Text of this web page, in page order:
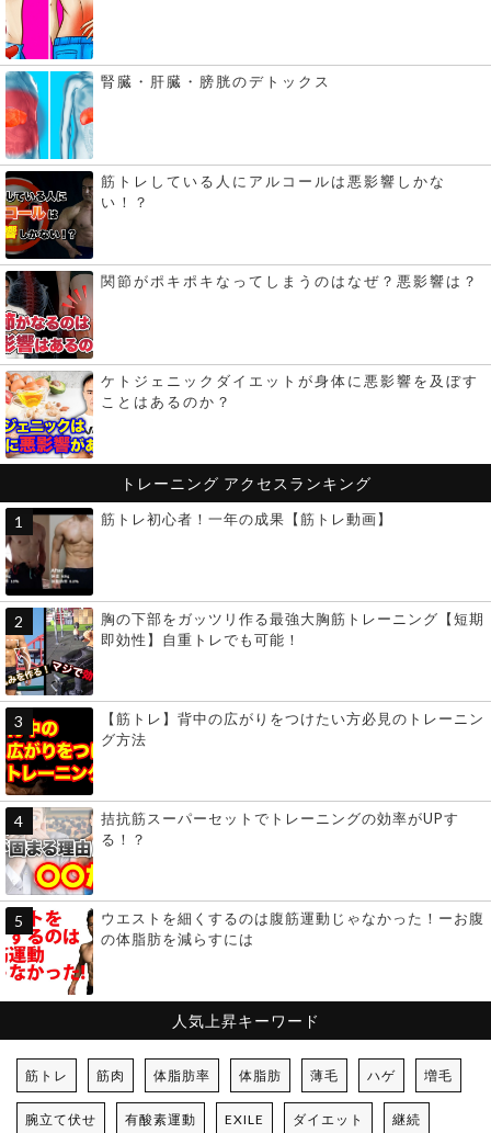
腎臓・肝臓・膀胱のデトックス
筋トレしている人にアルコールは悪影響しかな
い！？
関節がポキポキなってしまうのはなぜ？悪影響は？
ケトジェニックダイエットが身体に悪影響を及ぼす
ことはあるのか？
トレーニング アクセスランキング
筋トレ初心者！一年の成果【筋トレ動画】
胸の下部をガッツリ作る最強大胸筋トレーニング【短期
即効性】自重トレでも可能！
【筋トレ】背中の広がりをつけたい方必見のトレーニン
グ方法
拮抗筋スーパーセットでトレーニングの効率がUPす
る！？
ウエストを細くするのは腹筋運動じゃなかった！ーお腹
の体脂肪を減らすには
人気上昇キーワード
筋トレ 筋肉 体脂肪率 体脂肪 薄毛 ハゲ 増毛
腕立て伏せ 有酸素運動 EXILE ダイエット 継続